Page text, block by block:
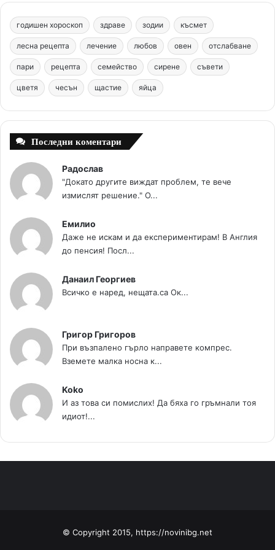
b
o
o
k
e
r
e
s
t
u
b
e
a
g
r
m
m
годишен хороскоп здраве зодии късмет
лесна рецепта лечение любов овен отслабване
пари рецепта семейство сирене съвети
цветя чесън щастие яйца
Последни коментари
Радослав
"Докато другите виждат проблем, те вече
измислят решение." О...
Емилио
Даже не искам и да експериментирам! В Англия
до пенсия! Посл...
Данаил Георгиев
Всичко е наред, нещата.са Ок...
Григор Григоров
При възпалено гърло направете компрес.
Вземете малка носна к...
Koko
И аз това си помислих! Да бяха го гръмнали тоя
идиот!...
© Copyright 2015, https://novinibg.net